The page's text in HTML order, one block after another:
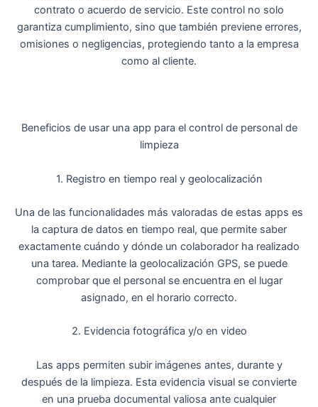
contrato o acuerdo de servicio. Este control no solo
garantiza cumplimiento, sino que también previene errores,
omisiones o negligencias, protegiendo tanto a la empresa
como al cliente.
Beneficios de usar una app para el control de personal de
limpieza
1. Registro en tiempo real y geolocalización
Una de las funcionalidades más valoradas de estas apps es
la captura de datos en tiempo real, que permite saber
exactamente cuándo y dónde un colaborador ha realizado
una tarea. Mediante la geolocalización GPS, se puede
comprobar que el personal se encuentra en el lugar
asignado, en el horario correcto.
2. Evidencia fotográfica y/o en video
Las apps permiten subir imágenes antes, durante y
después de la limpieza. Esta evidencia visual se convierte
en una prueba documental valiosa ante cualquier